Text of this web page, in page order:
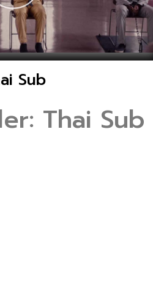
Sub
Thai Sub